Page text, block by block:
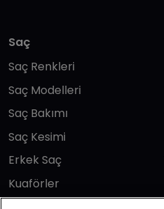
Saç
Saç Renkleri
Saç Modelleri
Saç Bakımı
Saç Kesimi
Erkek Saç
Kuaförler